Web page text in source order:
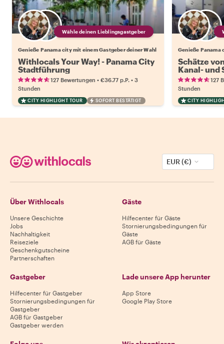
Wähle deinen Lieblingsgastgeber
Genieße Panama city mit einem Gastgeber deiner Wahl
Withlocals Your Way! - Panama City
Stadtführung
127 Bewertungen • €36.77 p.P. • 3
Stunden
CITY HIGHLIGHT TOUR SOFORT BESTÄTIGT
Genieße Panama
Schätze
Kanal- und
127
Stunden
CITY
EUR (€)
Über Withlocals
Unsere Geschichte
Jobs
Nachhaltigkeit
Reiseziele
Geschenkgutscheine
Partnerschaften
Gäste
Hilfecenter für Gäste
Stornierungsbedingungen für
Gäste
AGB für Gäste
Gastgeber
Hilfecenter für Gastgeber
Stornierungsbedingungen für
Gastgeber
AGB für Gastgeber
Gastgeber werden
Lade unsere App herunter
App Store
Google Play Store